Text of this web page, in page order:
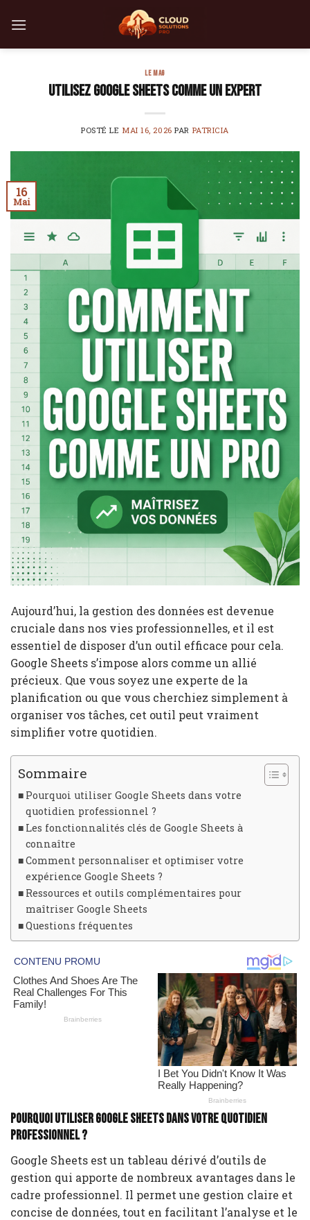
LE MAG
Utilisez Google Sheets comme un expert
POSTÉ LE MAI 16, 2026 PAR PATRICIA
16
Mai
Aujourd’hui, la gestion des données est devenue
cruciale dans nos vies professionnelles, et il est
essentiel de disposer d’un outil efficace pour cela.
Google Sheets s’impose alors comme un allié
précieux. Que vous soyez une experte de la
planification ou que vous cherchiez simplement à
organiser vos tâches, cet outil peut vraiment
simplifier votre quotidien.
Sommaire
Pourquoi utiliser Google Sheets dans votre
quotidien professionnel ?
Les fonctionnalités clés de Google Sheets à
connaître
Comment personnaliser et optimiser votre
expérience Google Sheets ?
Ressources et outils complémentaires pour
maîtriser Google Sheets
Questions fréquentes
Pourquoi utiliser Google Sheets dans votre quotidien
professionnel ?
Google Sheets est un tableau dérivé d’outils de
gestion qui apporte de nombreux avantages dans le
cadre professionnel. Il permet une gestion claire et
concise de données, tout en facilitant l’analyse et le